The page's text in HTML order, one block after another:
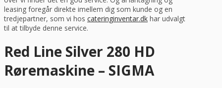
leasing foregår direkte imellem dig som kunde og en
tredjepartner, som vi hos cateringinventar.dk har udvalgt
til at tilbyde denne service.
Red Line Silver 280 HD
Røremaskine – SIGMA